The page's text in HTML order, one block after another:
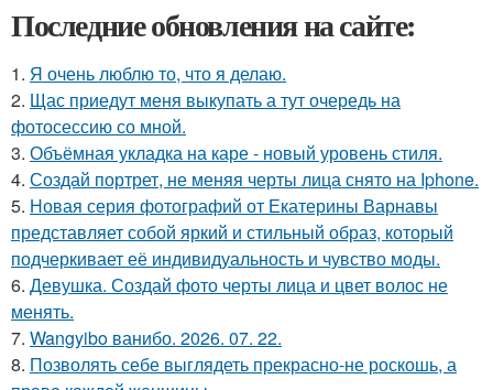
Последние обновления на сайте:
1. Я очень люблю то, что я делаю.
2. Щас приедут меня выкупать а тут очередь на
фотосессию со мной.
3. Объёмная укладка на каре - новый уровень стиля.
4. Создай портрет, не меняя черты лица снято на Iphone.
5. Новая серия фотографий от Екатерины Варнавы
представляет собой яркий и стильный образ, который
подчеркивает её индивидуальность и чувство моды.
6. Девушка. Создай фото черты лица и цвет волос не
менять.
7. Wangyibo ванибо. 2026. 07. 22.
8. Позволять себе выглядеть прекрасно-не роскошь, а